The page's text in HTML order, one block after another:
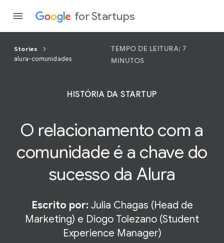
for Startups
Stories
alura-comunidades
TEMPO DE LEITURA: 7
MINUTOS
HISTÓRIA DA STARTUP
O relacionamento com a
comunidade é a chave do
sucesso da Alura
Escrito por: Julia Chagas (Head de
Marketing) e Diogo Tolezano (Student
Experience Manager)